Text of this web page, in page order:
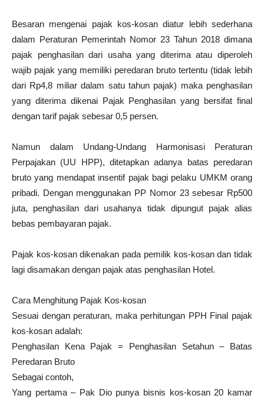
Besaran mengenai pajak kos-kosan diatur lebih sederhana
dalam Peraturan Pemerintah Nomor 23 Tahun 2018 dimana
pajak penghasilan dari usaha yang diterima atau diperoleh
wajib pajak yang memiliki peredaran bruto tertentu (tidak lebih
dari Rp4,8 miliar dalam satu tahun pajak) maka penghasilan
yang diterima dikenai Pajak Penghasilan yang bersifat final
dengan tarif pajak sebesar 0,5 persen.
Namun dalam Undang-Undang Harmonisasi Peraturan
Perpajakan (UU HPP), ditetapkan adanya batas peredaran
bruto yang mendapat insentif pajak bagi pelaku UMKM orang
pribadi. Dengan menggunakan PP Nomor 23 sebesar Rp500
juta, penghasilan dari usahanya tidak dipungut pajak alias
bebas pembayaran pajak.
Pajak kos-kosan dikenakan pada pemilik kos-kosan dan tidak
lagi disamakan dengan pajak atas penghasilan Hotel.
Cara Menghitung Pajak Kos-kosan
Sesuai dengan peraturan, maka perhitungan PPH Final pajak
kos-kosan adalah:
Penghasilan Kena Pajak = Penghasilan Setahun – Batas
Peredaran Bruto
Sebagai contoh,
Yang pertama – Pak Dio punya bisnis kos-kosan 20 kamar